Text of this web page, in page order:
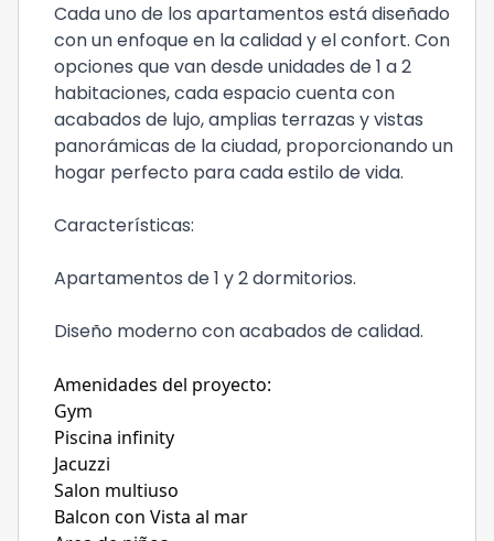
Cada uno de los apartamentos está diseñado
con un enfoque en la calidad y el confort. Con
opciones que van desde unidades de 1 a 2
habitaciones, cada espacio cuenta con
acabados de lujo, amplias terrazas y vistas
panorámicas de la ciudad, proporcionando un
hogar perfecto para cada estilo de vida.
Características:
Apartamentos de 1 y 2 dormitorios.
Diseño moderno con acabados de calidad.
Amenidades del proyecto:
Gym
Piscina infinity
Jacuzzi
Salon multiuso
Balcon con Vista al mar